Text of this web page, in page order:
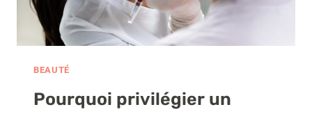
BEAUTÉ
Pourquoi privilégier un